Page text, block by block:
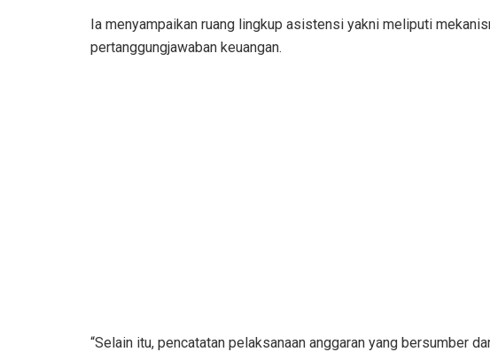
Ia menyampaikan ruang lingkup asistensi yakni meliputi
pertanggungjawaban keuangan.
“Selain itu, pencatatan pelaksanaan anggaran yang bersumber